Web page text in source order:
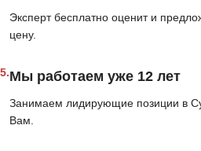
Эксперт бесплатно оценит и
цену.
5.Мы работаем уже 12 лет
Занимаем лидирующие позиции в
Вам.